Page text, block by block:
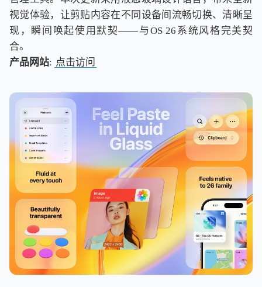
视觉体验，让剪贴内容在不同设备间流畅切换、清晰呈
现，瞬间唤起使用默契——与OS 26系统风格完美契
合。
产品网站: 点击访问